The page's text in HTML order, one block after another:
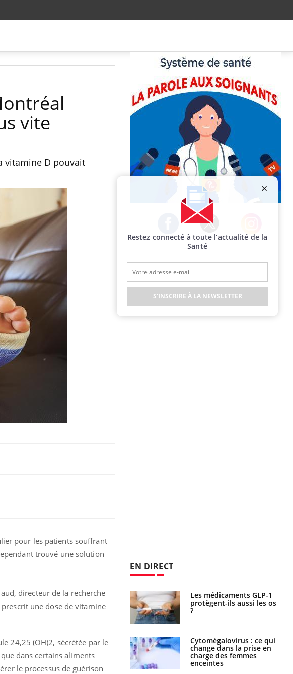
vite
vitamine D pouvait
pour les patients souffrant
trouvé une solution
directeur de la recherche
une dose de vitamine
24,25 (OH)2, sécrétée par le
dans certains aliments
le processus de guérison
Facebook Twitter Instagram
EN DIRECT
Les médicaments GLP-1
protègent-ils aussi les os
?
Cytomégalovirus : ce qui
change dans la prise en
charge des femmes
enceintes
VIH : la fin du comprimé
tous les jours se profile-t-
elle enfin ?
Pourquoi votre ventre
gâche-t-il les premiers
jours de vos vacances ?
Restez connecté à toute l’actualité de la
Santé
S'INSCRIRE À LA NEWSLETTER